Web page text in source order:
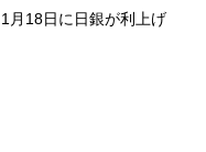
1月18日に日銀が利上げ